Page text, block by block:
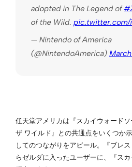
adopted in The Legend of
of the Wild. pic.twitter.com/
— Nintendo of America
(@NintendoAmerica)
任天堂アメリカは『スカイウォード
ザ ワイルド』との共通点をいくつか
してのつながりをアピール。『ブレ
らゼルダに入ったユーザーに、『ス